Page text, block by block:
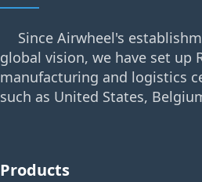
Since Airwheel's
global vision, we have set up
manufacturing and logistics
such as United States,
Products